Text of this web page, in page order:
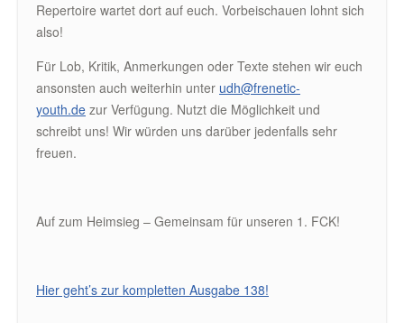
Repertoire wartet dort auf euch. Vorbeischauen lohnt sich
also!
Für Lob, Kritik, Anmerkungen oder Texte stehen wir euch
ansonsten auch weiterhin unter udh@frenetic-
youth.de zur Verfügung. Nutzt die Möglichkeit und
schreibt uns! Wir würden uns darüber jedenfalls sehr
freuen.
Auf zum Heimsieg – Gemeinsam für unseren 1. FCK!
Hier geht’s zur kompletten Ausgabe 138!